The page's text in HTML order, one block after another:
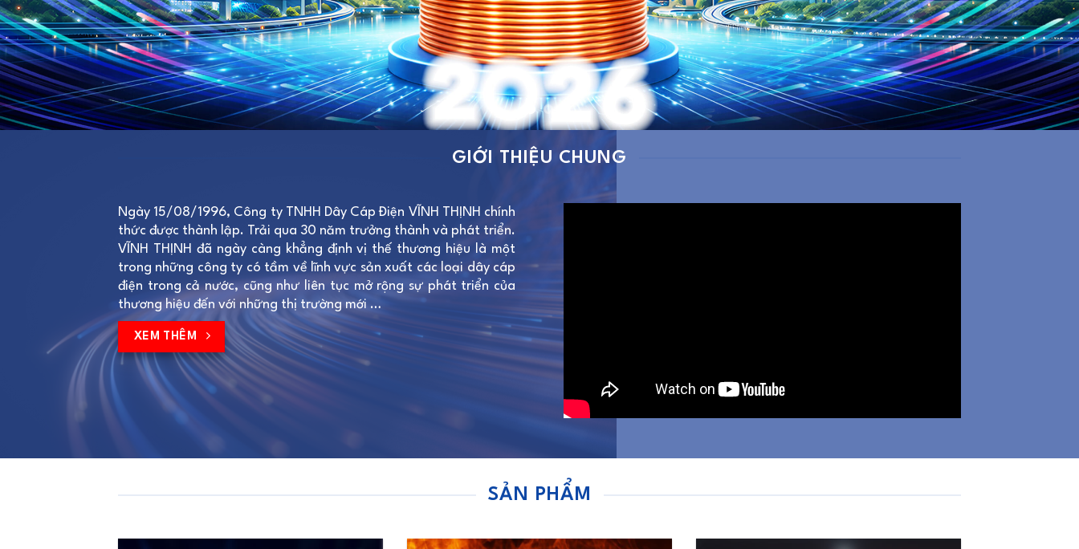
GIỚI THIỆU CHUNG
Ngày 15/08/1996, Công ty TNHH Dây Cáp Điện VĨNH THỊNH chính
thức được thành lập. Trải qua 30 năm trưởng thành và phát triển.
VĨNH THỊNH đã ngày càng khẳng định vị thế thương hiệu là một
trong những công ty có tầm về lĩnh vực sản xuất các loại dây cáp
điện trong cả nước, cũng như liên tục mở rộng sự phát triển của
thương hiệu đến với những thị trường mới …
XEM THÊM
SẢN PHẨM